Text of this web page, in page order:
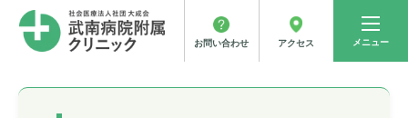
お問い合わせ アクセス メニュー